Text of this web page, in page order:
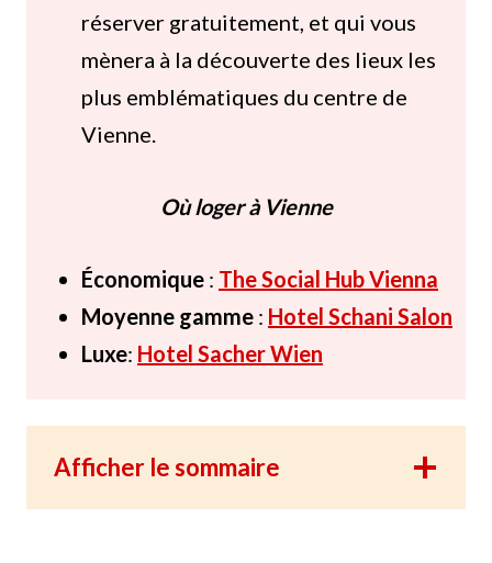
réserver gratuitement, et qui vous
mènera à la découverte des lieux les
plus emblématiques du centre de
Vienne.
Où loger à Vienne
Économique : The Social Hub Vienna
Moyenne gamme : Hotel Schani Salon
Luxe: Hotel Sacher Wien
Afficher le sommaire